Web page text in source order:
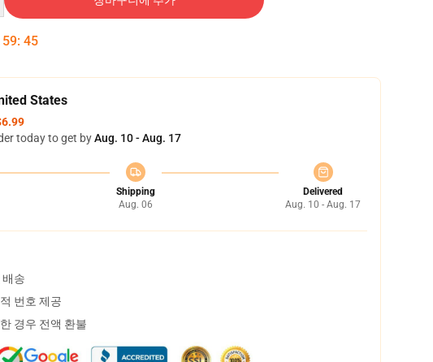
59: 44
States
today to get byAug. 10 - Aug. 17
Shipping
Aug. 06
Delivered
Aug. 10 - Aug. 17
배송
번호 제공
경우 전액 환불